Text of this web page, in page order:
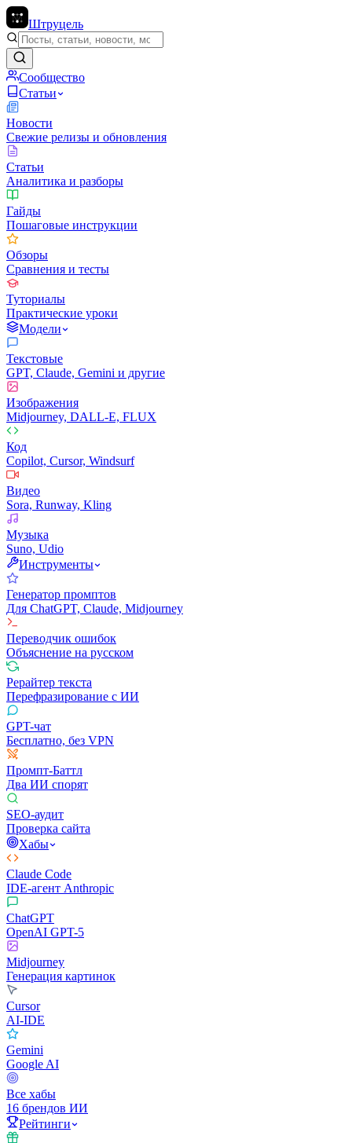
Штруцель
Сообщество
Статьи
Новости
Свежие релизы и обновления
Статьи
Аналитика и разборы
Гайды
Пошаговые инструкции
Обзоры
Сравнения и тесты
Туториалы
Практические уроки
Модели
Текстовые
GPT, Claude, Gemini и другие
Изображения
Midjourney, DALL-E, FLUX
Код
Copilot, Cursor, Windsurf
Видео
Sora, Runway, Kling
Музыка
Suno, Udio
Инструменты
Генератор промптов
Для ChatGPT, Claude, Midjourney
Переводчик ошибок
Объяснение на русском
Рерайтер текста
Перефразирование с ИИ
GPT-чат
Бесплатно, без VPN
Промпт-Баттл
Два ИИ спорят
SEO-аудит
Проверка сайта
Хабы
Claude Code
IDE-агент Anthropic
ChatGPT
OpenAI GPT-5
Midjourney
Генерация картинок
Cursor
AI-IDE
Gemini
Google AI
Все хабы
16 брендов ИИ
Рейтинги